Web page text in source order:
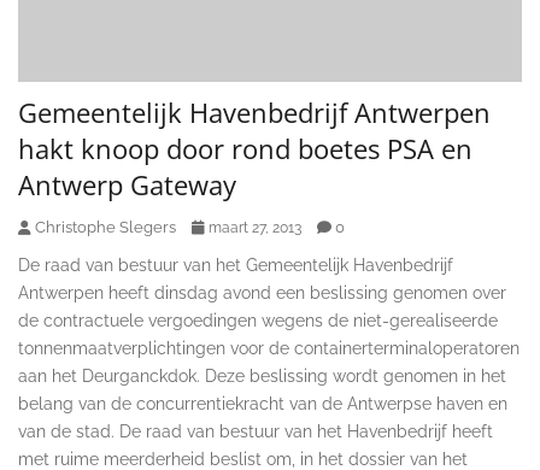
Gemeentelijk Havenbedrijf Antwerpen
hakt knoop door rond boetes PSA en
Antwerp Gateway
Christophe Slegers maart 27, 2013 0
De raad van bestuur van het Gemeentelijk Havenbedrijf
Antwerpen heeft dinsdag avond een beslissing genomen over
de contractuele vergoedingen wegens de niet-gerealiseerde
tonnenmaatverplichtingen voor de containerterminaloperatoren
aan het Deurganckdok. Deze beslissing wordt genomen in het
belang van de concurrentiekracht van de Antwerpse haven en
van de stad. De raad van bestuur van het Havenbedrijf heeft
met ruime meerderheid beslist om, in het dossier van het